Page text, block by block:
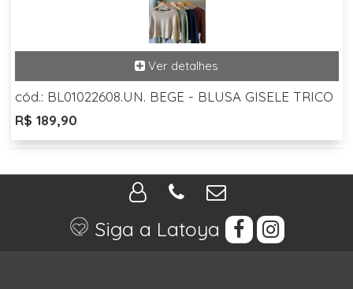
cód.: BL01022608.UN. BEGE - BLUSA GISELE TRICO
R$ 189,90
Siga a Latoya